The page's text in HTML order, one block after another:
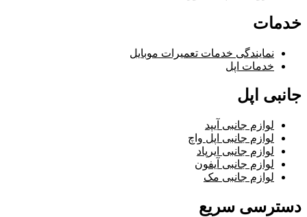
خدمات
نمایندگی خدمات تعمیرات موبایل
خدمات اپل
جانبی اپل
لوازم جانبی آیپد
لوازم جانبی اپل واچ
لوازم جانبی ایرپاد
لوازم جانبی آیفون
لوازم جانبی مک
دسترسی سریع